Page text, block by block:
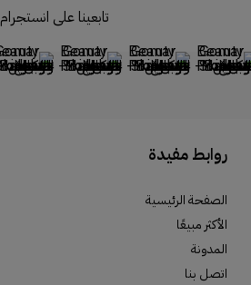
تابعينا على انستجرام
روابط مفيدة
الصفحة الرئيسية
الأكثر مبيعًا
المدونة
اتصل بنا